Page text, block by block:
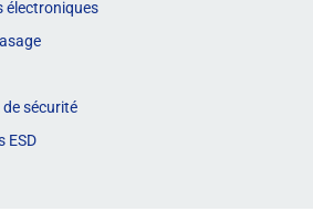
électroniques
de sécurité
ESD